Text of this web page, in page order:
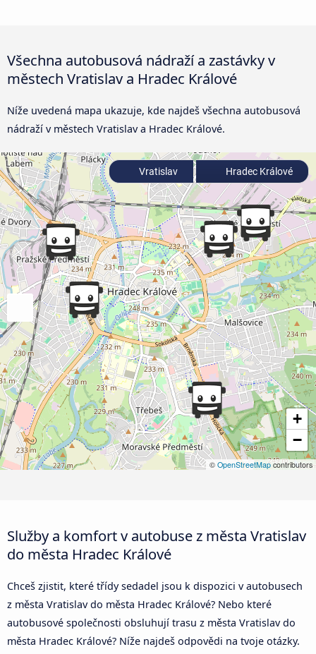
Všechna autobusová nádraží a zastávky v
městech Vratislav a Hradec Králové
Níže uvedená mapa ukazuje, kde najdeš všechna autobusová
nádraží v městech Vratislav a Hradec Králové.
+
−
© OpenStreetMap contributors
Vratislav Hradec Králové
Služby a komfort v autobuse z města Vratislav
do města Hradec Králové
Chceš zjistit, které třídy sedadel jsou k dispozici v autobusech
z města Vratislav do města Hradec Králové? Nebo které
autobusové společnosti obsluhují trasu z města Vratislav do
města Hradec Králové? Níže najdeš odpovědi na tvoje otázky.